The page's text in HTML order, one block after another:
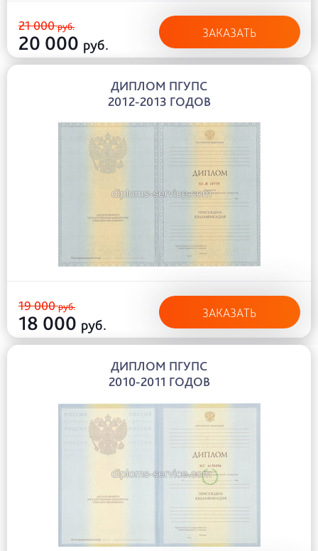
21 000руб.
20 000 руб.
ЗАКАЗАТЬ
ДИПЛОМ ПГУПС
2012-2013 ГОДОВ
19 000руб.
18 000 руб.
ЗАКАЗАТЬ
ДИПЛОМ ПГУПС
2010-2011 ГОДОВ